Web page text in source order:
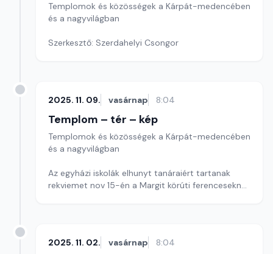
Templomok és közösségek a Kárpát-medencében
és a nagyvilágban
Szerkesztő: Szerdahelyi Csongor
2025. 11. 09. vasárnap 8:04
Templom – tér – kép
Templomok és közösségek a Kárpát-medencében
és a nagyvilágban
Az egyházi iskolák elhunyt tanáraiért tartanak
rekviemet nov 15-én a Margit körúti ferenceseknél.
2025. 11. 02. vasárnap 8:04